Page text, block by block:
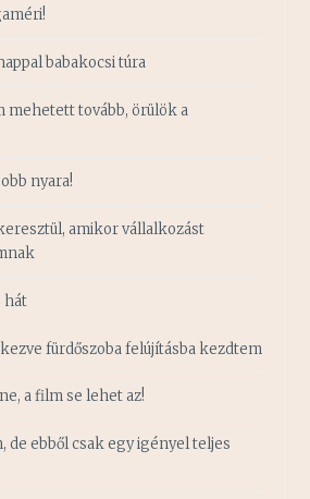
babakocsi túra
mehetett tovább, örülök a
nyara!
amikor vállalkozást
hát
fürdőszoba felújításba kezdtem
a film se lehet az!
de ebből csak egy igényel teljes